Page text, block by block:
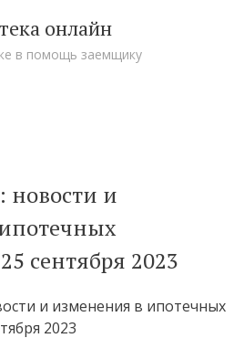
онлайн
в помощь заемщику
новости и
сентября 2023